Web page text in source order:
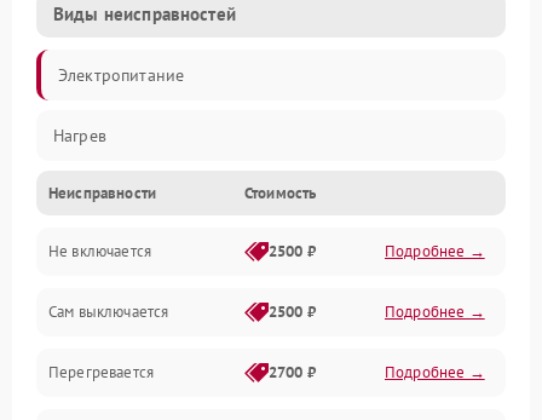
Виды неисправностей
Электропитание
Нагрев
Неисправности Стоимость
Не включается 2500 ₽ Подробнее →
Сам выключается 2500 ₽ Подробнее →
Перегревается 2700 ₽ Подробнее →